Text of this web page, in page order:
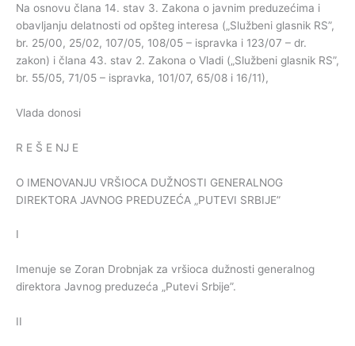
Na osnovu člana 14. stav 3. Zakona o javnim preduzećima i
obavljanju delatnosti od opšteg interesa („Službeni glasnik RS”,
br. 25/00, 25/02, 107/05, 108/05 – ispravka i 123/07 – dr.
zakon) i člana 43. stav 2. Zakona o Vladi („Službeni glasnik RS”,
br. 55/05, 71/05 – ispravka, 101/07, 65/08 i 16/11),
Vlada donosi
R E Š E NJ E
O IMENOVANJU VRŠIOCA DUŽNOSTI GENERALNOG
DIREKTORA JAVNOG PREDUZEĆA „PUTEVI SRBIJE”
I
Imenuje se Zoran Drobnjak za vršioca dužnosti generalnog
direktora Javnog preduzeća „Putevi Srbije”.
II